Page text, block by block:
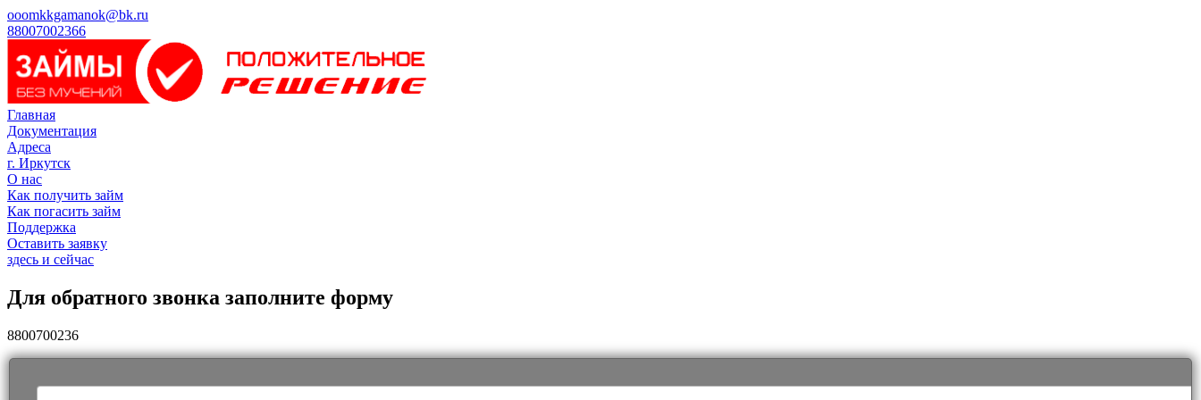
ooomkkgamanok@bk.ru
88007002366
Главная
Документация
Адреса
г. Иркутск
О нас
Как получить займ
Как погасить займ
Поддержка
Оставить заявку
здесь и сейчас
Для обратного звонка заполните форму
8800700236